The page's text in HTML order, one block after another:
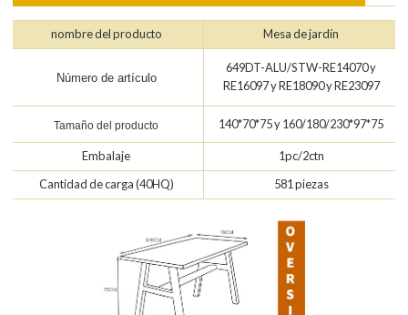
nombre del producto Mesa de jardín
Número de artículo
649DT-ALU/STW-RE14070 y
RE16097 y RE18090 y RE23097
Tamaño del producto 140*70*75 y 160/180/230*97*75
Embalaje
1pc/2ctn
Cantidad de carga (40HQ)
581 piezas